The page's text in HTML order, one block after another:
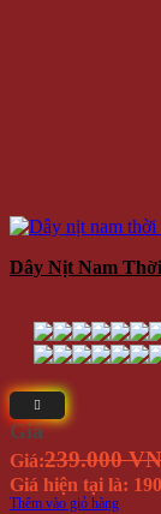
Dây Nịt Nam
Giá
Giá:239.000
Giá hiện tại là:
Thêm vào giỏ hàng